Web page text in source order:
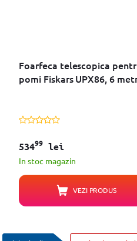
Foarfeca telescopica
pomi Fiskars UPX86, 6
53499lei
In stoc magazin
VEZI PRODUS